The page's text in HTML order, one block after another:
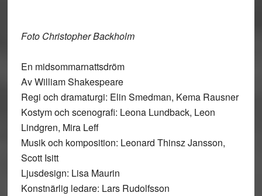
Foto Christopher Backholm
En midsommarnattsdröm
Av William Shakespeare
Regi och dramaturgi: Elin Smedman, Kema Rausner
Kostym och scenografi: Leona Lundback, Leon
Lindgren, Mira Leff
Musik och komposition: Leonard Thinsz Jansson,
Scott Isitt
Ljusdesign: Lisa Maurin
Konstnärlig ledare: Lars Rudolfsson